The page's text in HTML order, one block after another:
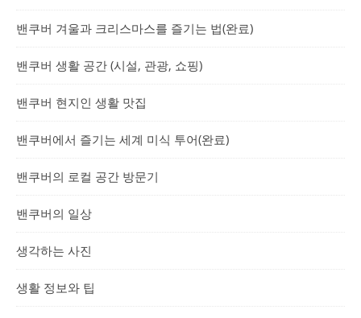
밴쿠버 겨울과 크리스마스를 즐기는 법(완료)
밴쿠버 생활 공간 (시설, 관광, 쇼핑)
밴쿠버 현지인 생활 맛집
밴쿠버에서 즐기는 세계 미식 투어(완료)
밴쿠버의 로컬 공간 방문기
밴쿠버의 일상
생각하는 사진
생활 정보와 팁